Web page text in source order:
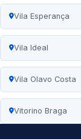
Vila Esperança
Vila Ideal
Vila Olavo Costa
Vitorino Braga